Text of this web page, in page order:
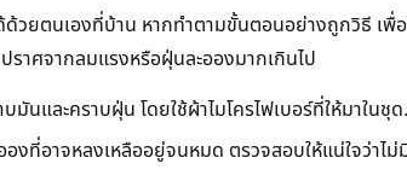
วยตนเองที่บ้าน หากทำตามขั้นตอนอย่างถูกวิธี เ
าศจากลมแรงหรือฝุ่นละอองมากเกินไป
นและคราบฝุ่น โดยใช้ผ้าไมโครไฟเบอร์ที่ให้มาในชุด.
งที่อาจหลงเหลืออยู่จนหมด ตรวจสอบให้แน่ใจว่าไ